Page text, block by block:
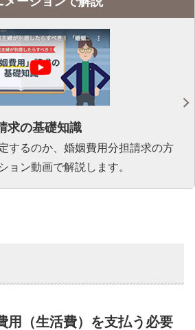
求の基礎知識
するのか、婚姻費用分担請求の方
ョン動画で解説します。
用（生活費）を支払う必要